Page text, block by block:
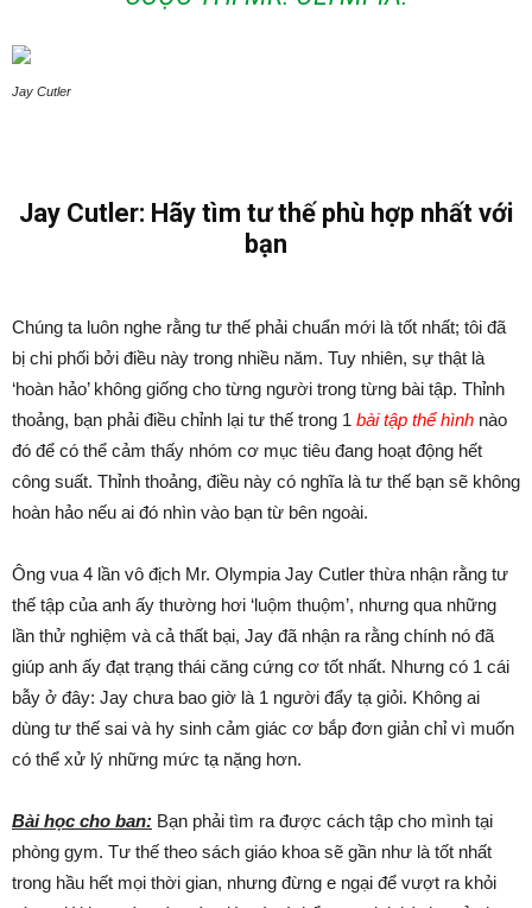
Jay Cutler
Jay Cutler: Hãy tìm tư thế phù hợp nhất với
bạn
Chúng ta luôn nghe rằng tư thế phải chuẩn mới là tốt nhất; tôi đã
bị chi phối bởi điều này trong nhiều năm. Tuy nhiên, sự thật là
‘hoàn hảo’ không giống cho từng người trong từng bài tập. Thỉnh
thoảng, bạn phải điều chỉnh lại tư thế trong 1 bài tập thể hình nào
đó để có thể cảm thấy nhóm cơ mục tiêu đang hoạt động hết
công suất. Thỉnh thoảng, điều này có nghĩa là tư thế bạn sẽ không
hoàn hảo nếu ai đó nhìn vào bạn từ bên ngoài.
Ông vua 4 lần vô địch Mr. Olympia Jay Cutler thừa nhận rằng tư
thế tập của anh ấy thường hơi ‘luộm thuộm’, nhưng qua những
lần thử nghiệm và cả thất bại, Jay đã nhận ra rằng chính nó đã
giúp anh ấy đạt trạng thái căng cứng cơ tốt nhất. Nhưng có 1 cái
bẫy ở đây: Jay chưa bao giờ là 1 người đẩy tạ giỏi. Không ai
dùng tư thế sai và hy sinh cảm giác cơ bắp đơn giản chỉ vì muốn
có thể xử lý những mức tạ nặng hơn.
Bài học cho ban: Bạn phải tìm ra được cách tập cho mình tại
phòng gym. Tư thế theo sách giáo khoa sẽ gần như là tốt nhất
trong hầu hết mọi thời gian, nhưng đừng e ngại để vượt ra khỏi